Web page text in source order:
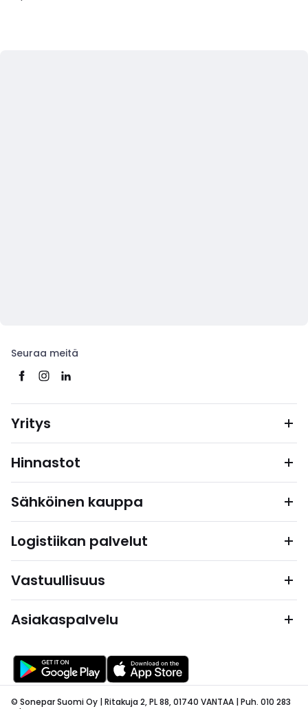
Seuraa meitä
Yritys
Hinnastot
Sähköinen kauppa
Logistiikan palvelut
Vastuullisuus
Asiakaspalvelu
© Sonepar Suomi Oy | Ritakuja 2, PL 88, 01740 VANTAA | Puh. 010 283